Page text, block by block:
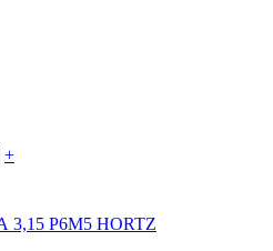
+
3,15 Р6М5 HORTZ